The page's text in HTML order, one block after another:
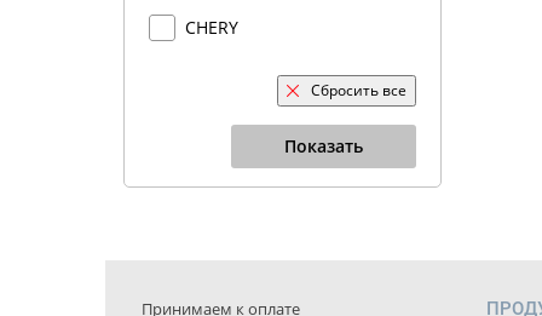
CHERY
Сбросить все
Показать
Принимаем к оплате